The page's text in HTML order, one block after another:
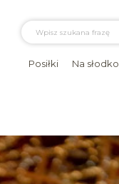
Posiłki Na słodko